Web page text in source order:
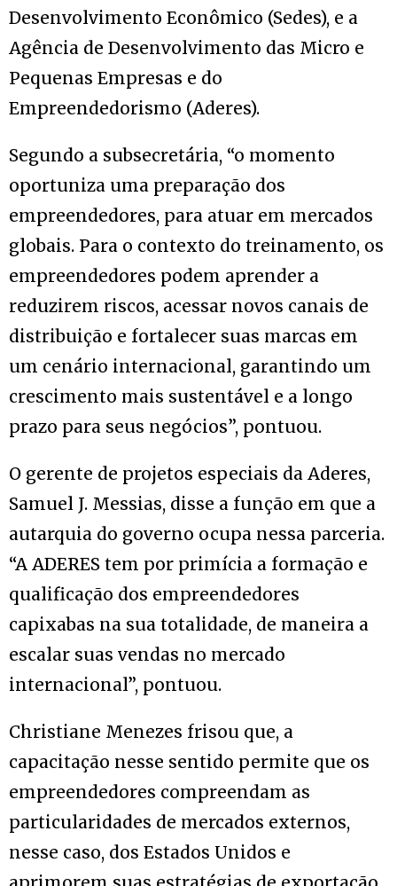
Desenvolvimento Econômico (Sedes), e a
Agência de Desenvolvimento das Micro e
Pequenas Empresas e do
Empreendedorismo (Aderes).
Segundo a subsecretária, “o momento
oportuniza uma preparação dos
empreendedores, para atuar em mercados
globais. Para o contexto do treinamento, os
empreendedores podem aprender a
reduzirem riscos, acessar novos canais de
distribuição e fortalecer suas marcas em
um cenário internacional, garantindo um
crescimento mais sustentável e a longo
prazo para seus negócios”, pontuou.
O gerente de projetos especiais da Aderes,
Samuel J. Messias, disse a função em que a
autarquia do governo ocupa nessa parceria.
“A ADERES tem por primícia a formação e
qualificação dos empreendedores
capixabas na sua totalidade, de maneira a
escalar suas vendas no mercado
internacional”, pontuou.
Christiane Menezes frisou que, a
capacitação nesse sentido permite que os
empreendedores compreendam as
particularidades de mercados externos,
nesse caso, dos Estados Unidos e